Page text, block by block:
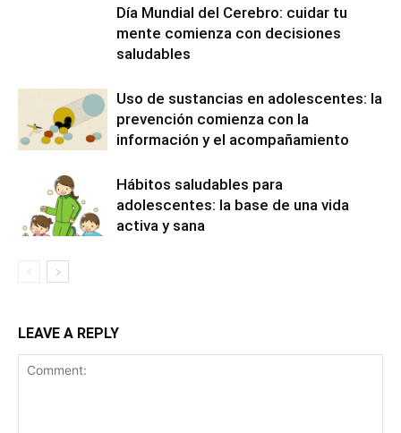
Día Mundial del Cerebro: cuidar tu
mente comienza con decisiones
saludables
Uso de sustancias en adolescentes: la
prevención comienza con la
información y el acompañamiento
Hábitos saludables para
adolescentes: la base de una vida
activa y sana
LEAVE A REPLY